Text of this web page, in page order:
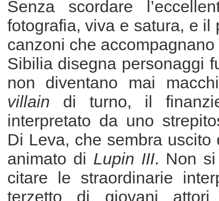
Senza scordare
fotografia, viva e satura, e il
canzoni che
Sibilia disegna personaggi
non diventano mai
villain di turno, il
interpretato da uno
Di Leva, che sembra uscito
animato di Lupin III. Non si
citare le straordinarie
terzetto di giovani attori